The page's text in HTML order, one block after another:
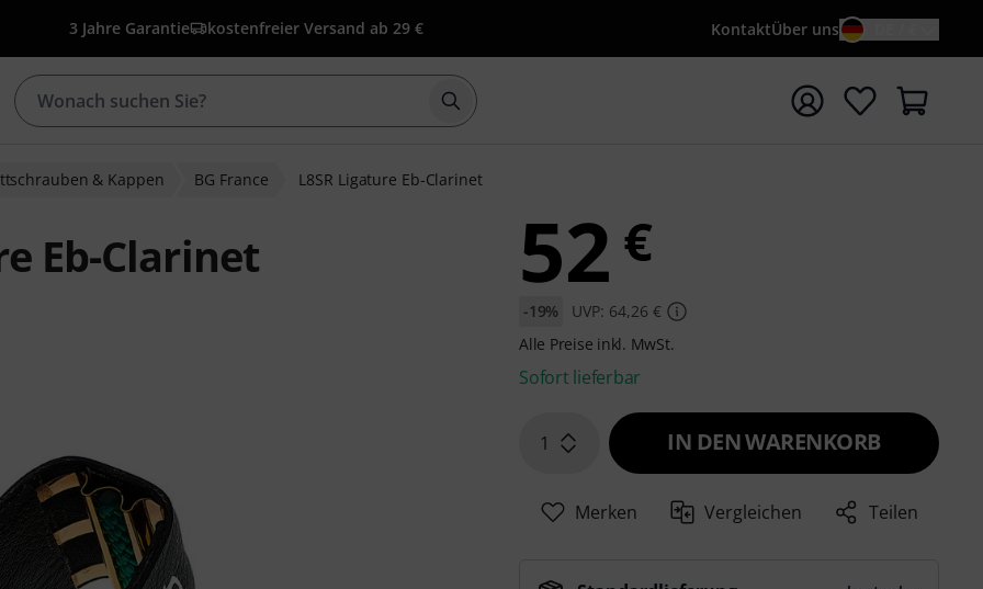
3 Jahre Garantie kostenfreier Versand ab 29 € KontaktÜber uns
Suche mit Suchwort {searchTerm} starten
& Kappen BG France L8SR Ligature Eb-Clarinet
Eb-Clarinet 52 €
-19%
UVP: 64,26 €
Alle Preise inkl. MwSt.
Sofort lieferbar
1 IN DEN WARENKORB
Merken Vergleichen Teilen